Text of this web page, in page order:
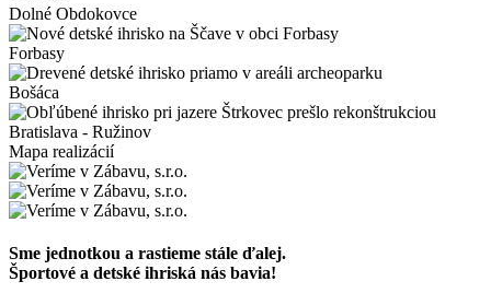
Dolné Obdokovce
Forbasy
Bošáca
Bratislava - Ružinov
Mapa realizácií
Sme jednotkou a rastieme stále ďalej.
Športové a detské ihriská nás bavia!